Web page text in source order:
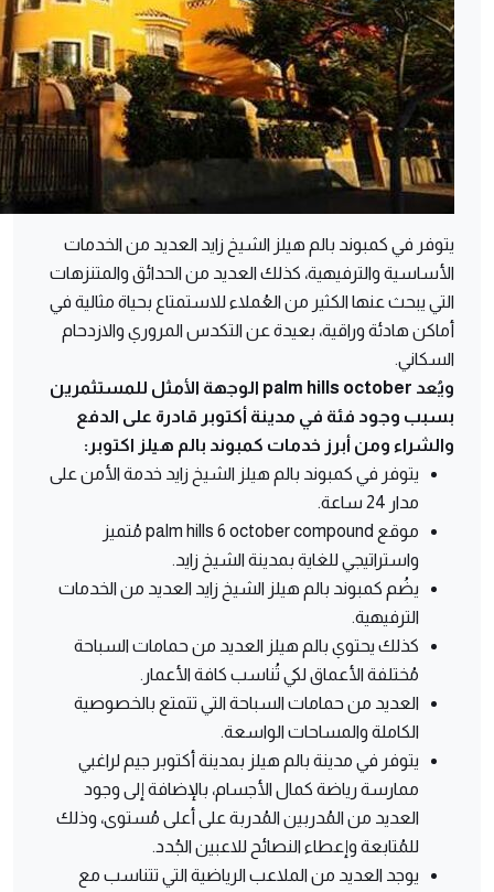
يتوفر في كمبوند بالم هيلز الشيخ زايد العديد من الخدمات
الأساسية والترفيهية، كذلك العديد من الحدائق والمتنزهات
التي يبحث عنها الكثير من العُملاء للاستمتاع بحياة مثالية في
أماكن هادئة وراقية، بعيدة عن التكدس المروري والازدحام
السكاني.
ويُعد palm hills october الوجهة الأمثل للمستثمرين
بسبب وجود فئة في مدينة أكتوبر قادرة على الدفع
والشراء ومن أبرز خدمات كمبوند بالم هيلز اكتوبر :
يتوفر في كمبوند بالم هيلز الشيخ زايد خدمة الأمن على
مدار 24 ساعة.
موقع palm hills 6 october compound مُتميز
واستراتيجي للغاية بمدينة الشيخ زايد.
يضُم كمبوند بالم هيلز الشيخ زايد العديد من الخدمات
الترفيهية.
كذلك يحتوي بالم هيلز العديد من حمامات السباحة
مُختلفة الأعماق لكي تُناسب كافة الأعمار.
العديد من حمامات السباحة التي تتمتع بالخصوصية
الكاملة والمساحات الواسعة.
يتوفر في مدينة بالم هيلز بمدينة أكتوبر جيم لراغبي
ممارسة رياضة كمال الأجسام، بالإضافة إلى وجود
العديد من المُدربين المُدربة على أعلى مُستوى، وذلك
للمُتابعة وإعطاء النصائح للاعبين الجُدد.
يوجد العديد من الملاعب الرياضية التي تتناسب مع